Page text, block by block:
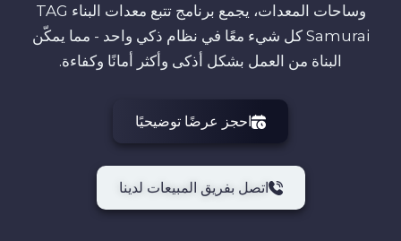
وساحات المعدات، يجمع برنامج تتبع معدات البناء TAG
Samurai كل شيء معًا في نظام ذكي واحد - مما يمكّن
البناة من العمل بشكل أذكى وأكثر أمانًا وكفاءة.
احجز عرضًا توضيحيًا
اتصل بفريق المبيعات لدينا